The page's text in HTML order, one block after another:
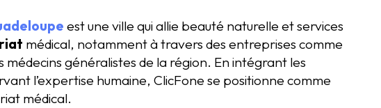
est une ville qui allie beauté naturelle et services
médical, notamment à travers des entreprises comme
généralistes de la région. En intégrant les
l’expertise humaine, ClicFone se positionne comme
médical.